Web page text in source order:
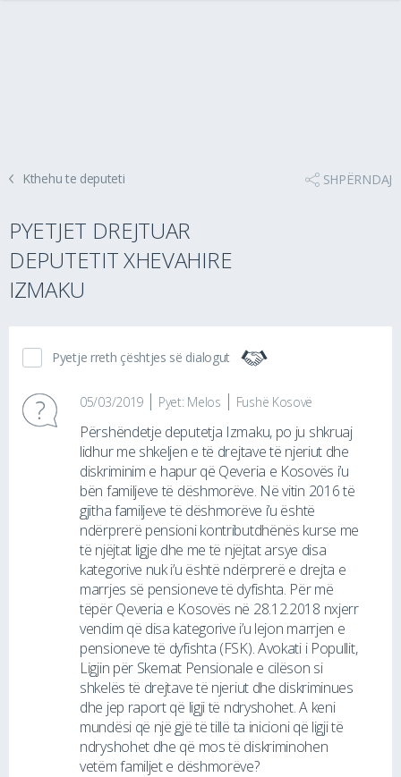
Kthehu te deputeti SHPËRNDAJ
PYETJET DREJTUAR
DEPUTETIT XHEVAHIRE
IZMAKU
Pyetje rreth çështjes së dialogut
05/03/2019 Pyet: Melos Fushë Kosovë
Përshëndetje deputetja Izmaku, po ju shkruaj
lidhur me shkeljen e të drejtave të njeriut dhe
diskriminim e hapur që Qeveria e Kosovës i’u
bën familjeve të dëshmorëve. Në vitin 2016 të
gjitha familjeve të dëshmorëve i’u është
ndërprerë pensioni kontributdhënës kurse me
të njëjtat ligje dhe me të njëjtat arsye disa
kategorive nuk i’u është ndërprerë e drejta e
marrjes së pensioneve të dyfishta. Për më
tëpër Qeveria e Kosovës në 28.12.2018 nxjerr
vendim që disa kategorive i’u lejon marrjen e
pensioneve të dyfishta (FSK). Avokati i Popullit,
Ligjin për Skemat Pensionale e cilëson si
shkelës të drejtave të njeriut dhe diskriminues
dhe jep raport që ligji të ndryshohet. A keni
mundësi që një gjë të tillë ta inicioni që ligji të
ndryshohet dhe që mos të diskriminohen
vetëm familjet e dëshmorëve?